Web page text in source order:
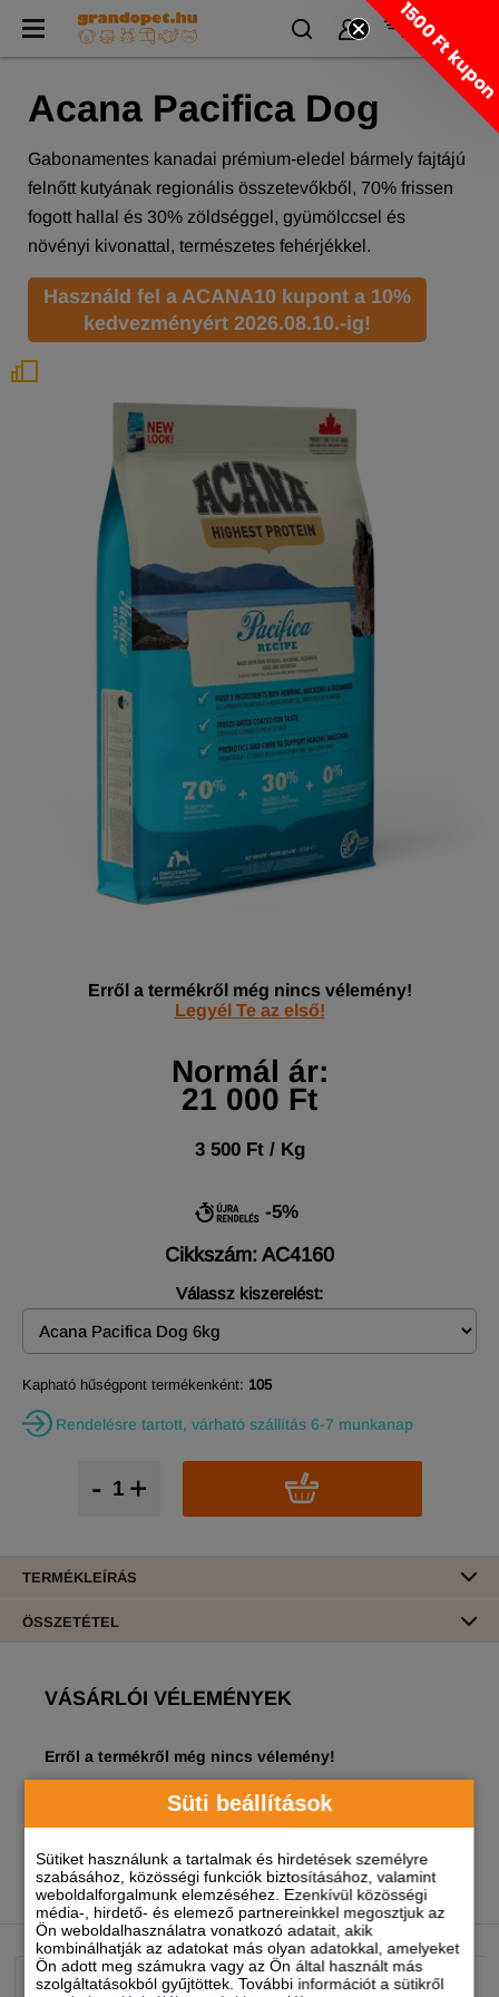
Süti beállítások
Sütiket használunk a tartalmak és hirdetések személyre
szabásához, közösségi funkciók biztosításához, valamint
weboldalforgalmunk elemzéséhez. Ezenkívül közösségi
média-, hirdető- és elemező partnereinkkel megosztjuk az
Ön weboldalhasználatra vonatkozó adatait, akik
kombinálhatják az adatokat más olyan adatokkal, amelyeket
Ön adott meg számukra vagy az Ön által használt más
szolgáltatásokból gyűjtöttek. További információt a sütikről
Acana Pacifica Dog
Gabonamentes kanadai prémium-eledel bármely fajtájú
felnőtt kutyának regionális összetevőkből, 70% frissen
fogott hallal és 30% zöldséggel, gyümölccsel és
növényi kivonattal, természetes fehérjékkel.
Használd fel a ACANA10 kupont a 10%
kedvezményért 2026.08.10.-ig!
Erről a termékről még nincs vélemény!
Legyél Te az első!
Normál ár:
21 000 Ft
3 500 Ft / Kg
-5%
Cikkszám: AC4160
Válassz kiszerelést:
Kapható hűségpont termékenként: 105
Rendelésre tartott, várható szállítás 6-7 munkanap
+
-
TERMÉKLEÍRÁS
ÖSSZETÉTEL
VÁSÁRLÓI VÉLEMÉNYEK
Erről a termékről még nincs vélemény!
A termékhez akkor tudsz véleményt írni, ha
regisztrált és bejelentkezettfelhasználó vagy!
NEKED AJÁNLJUK
1500 Ft